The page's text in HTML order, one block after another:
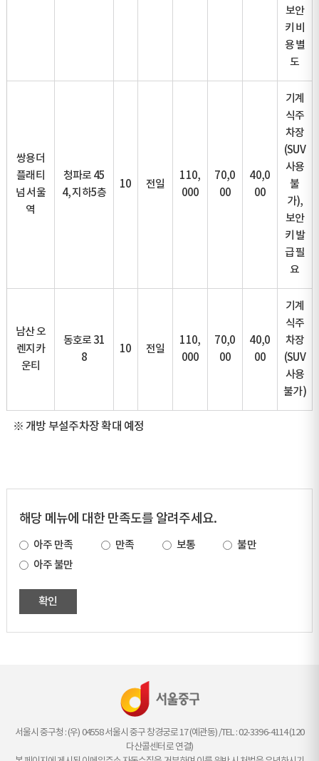
보안
키 비
용 별
도
쌍용더
플래티
넘 서울
역
청파로 45
4, 지하5층
10 전일
110,
000
70,0
00
40,0
00
기계
식주
차장
(SUV
사용
불
가),
보안
키 발
급 필
요
남산 오
렌지카
운티
동호로 31
8
10 전일
110,
000
70,0
00
40,0
00
기계
식주
차장
(SUV
사용
불가)
※ 개방 부설주차장 확대 예정
해당 메뉴에 대한 만족도를 알려주세요.
아주 만족 만족 보통
불만
아주 불만
확인
서울시 중구청 : (우) 04558 서울시 중구 창경궁로 17 (예관동) /TEL : 02-3396-4114 (120
다산콜센터로 연결)